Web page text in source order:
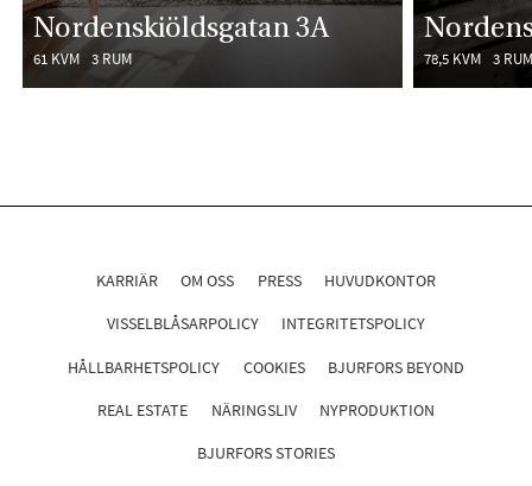
Nordenskiöldsgatan 3A
61 KVM 3 RUM 78,5 KVM 3 RUM
KARRIÄR OM OSS PRESS HUVUDKONTOR
VISSELBLÅSARPOLICY INTEGRITETSPOLICY
HÅLLBARHETSPOLICY COOKIES BJURFORS BEYOND
REAL ESTATE NÄRINGSLIV NYPRODUKTION
BJURFORS STORIES